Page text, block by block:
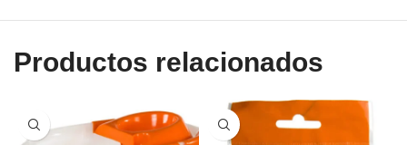
Productos relacionados